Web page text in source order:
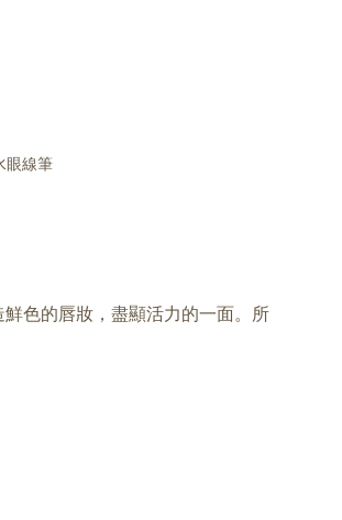
眼線筆
色的唇妝，盡顯活力的一面。所